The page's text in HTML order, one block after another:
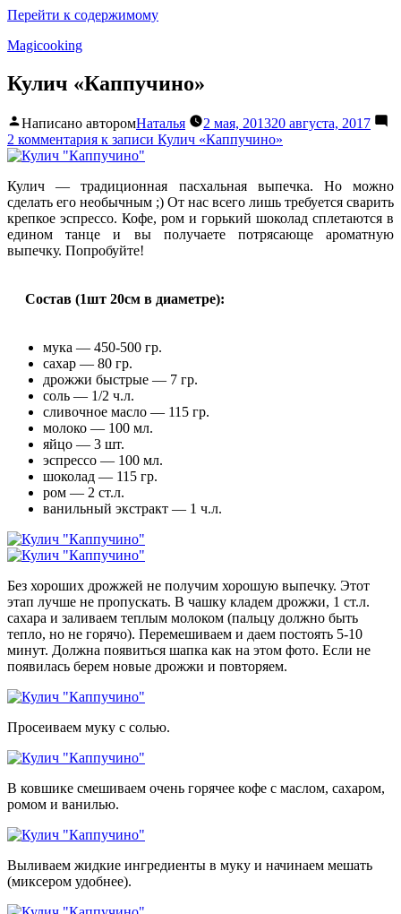
Перейти к содержимому
Magicooking
Кулич «Каппучино»
Написано авторомНаталья 2 мая, 201320 августа, 2017
2 комментария к записи Кулич «Каппучино»
Кулич — традиционная пасхальная выпечка. Но можно
сделать его необычным ;) От нас всего лишь требуется сварить
крепкое эспрессо. Кофе, ром и горький шоколад сплетаются в
едином танце и вы получаете потрясающе ароматную
выпечку. Попробуйте!
Состав (1шт 20см в диаметре):
мука — 450-500 гр.
сахар — 80 гр.
дрожжи быстрые — 7 гр.
соль — 1/2 ч.л.
сливочное масло — 115 гр.
молоко — 100 мл.
яйцо — 3 шт.
эспрессо — 100 мл.
шоколад — 115 гр.
ром — 2 ст.л.
ванильный экстракт — 1 ч.л.
Без хороших дрожжей не получим хорошую выпечку. Этот
этап лучше не пропускать. В чашку кладем дрожжи, 1 ст.л.
сахара и заливаем теплым молоком (пальцу должно быть
тепло, но не горячо). Перемешиваем и даем постоять 5-10
минут. Должна появиться шапка как на этом фото. Если не
появилась берем новые дрожжи и повторяем.
Просеиваем муку с солью.
В ковшике смешиваем очень горячее кофе с маслом, сахаром,
ромом и ванилью.
Выливаем жидкие ингредиенты в муку и начинаем мешать
(миксером удобнее).